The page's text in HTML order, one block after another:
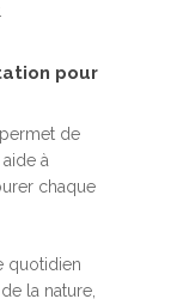
pour
de
à
chaque
quotidien
la nature,
MSC &
: